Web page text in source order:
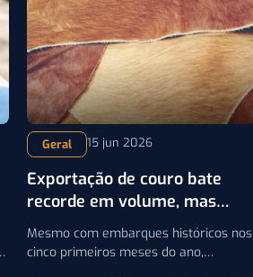
Geral 15 jun 2026
Exportação de couro bate
recorde em volume, mas
receita recua em 2026
Mesmo com embarques históricos nos
cinco primeiros meses do ano,